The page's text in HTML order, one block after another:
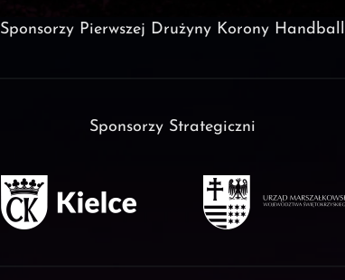
Sponsorzy Pierwszej Drużyny Korony Handball
Sponsorzy Strategiczni